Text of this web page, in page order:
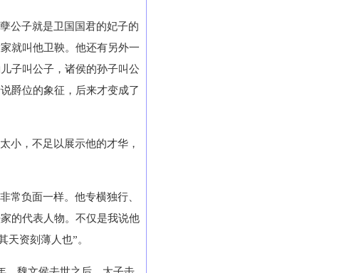
公子就是卫国国君的妃子的
就叫他卫鞅。他还有另外一
子叫公子，诸侯的孙子叫公
爵位的象征，后来才变成了
小，不足以展示他的才华，
常负面一样。他专横独行、
的代表人物。不仅是我说他
天资刻薄人也”。